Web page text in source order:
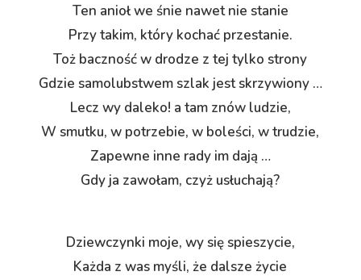
Ten anioł we śnie nawet nie stanie
Przy takim, który kochać przestanie.
Toż baczność w drodze z tej tylko strony
Gdzie samolubstwem szlak jest skrzywiony …
Lecz wy daleko! a tam znów ludzie,
W smutku, w potrzebie, w boleści, w trudzie,
Zapewne inne rady im dają …
Gdy ja zawołam, czyż usłuchają?
Dziewczynki moje, wy się spieszycie,
Każda z was myśli, że dalsze życie